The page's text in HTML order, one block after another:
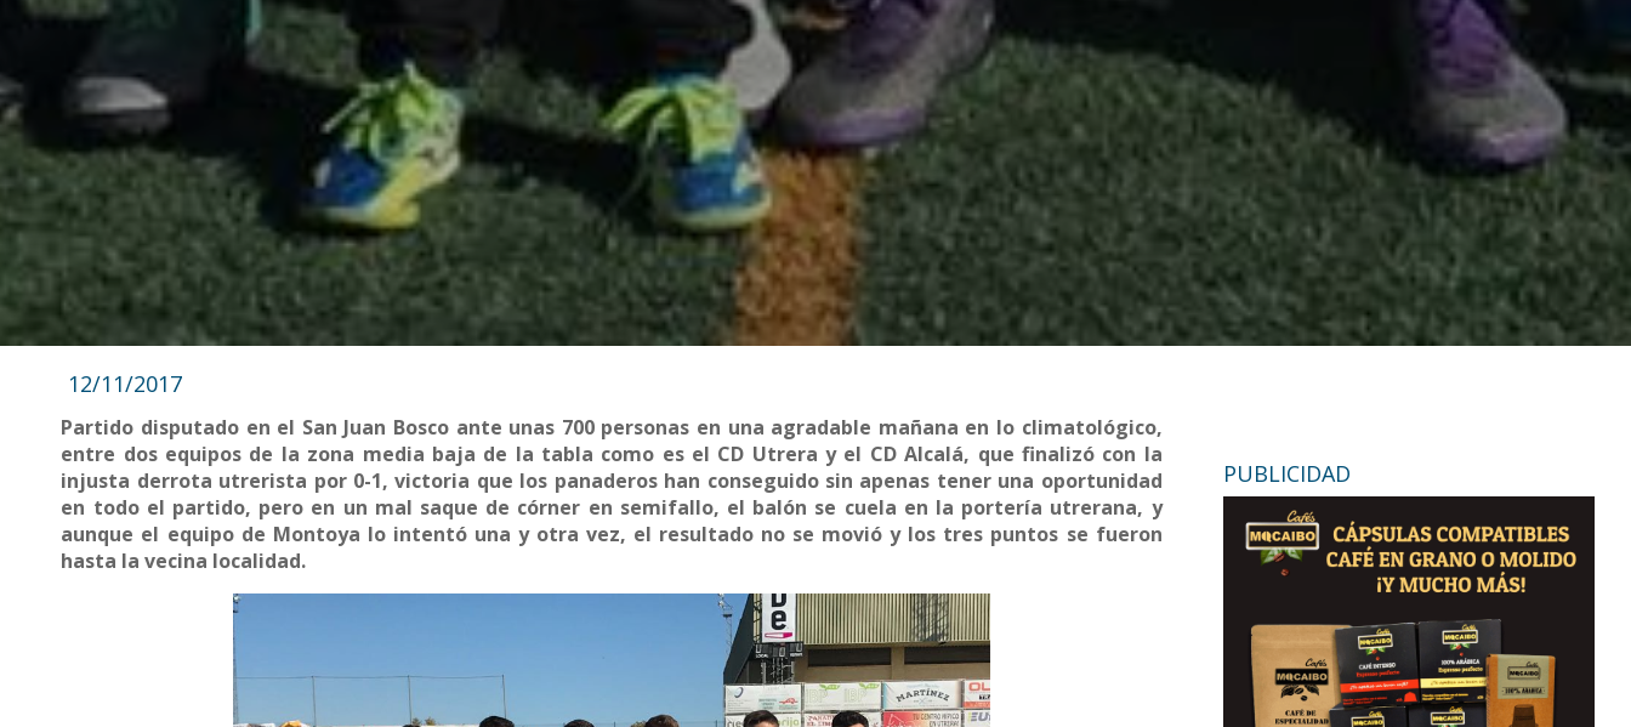
12/11/2017
Partido disputado en el San Juan Bosco ante unas 700 personas en una agradable mañana en lo climatológico,
entre dos equipos de la zona media baja de la tabla como es el CD Utrera y el CD Alcalá, que finalizó con la
injusta derrota utrerista por 0-1, victoria que los panaderos han conseguido sin apenas tener una oportunidad
en todo el partido, pero en un mal saque de córner en semifallo, el balón se cuela en la portería utrerana, y
aunque el equipo de Montoya lo intentó una y otra vez, el resultado no se movió y los tres puntos se fueron
hasta la vecina localidad.
PUBLICIDAD